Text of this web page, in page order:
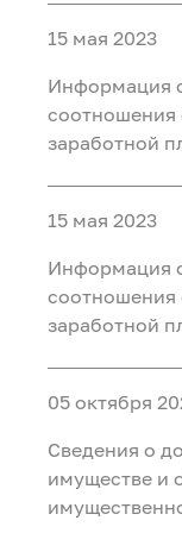
работников подведомственных
учреждений
15 мая 2023
Информация
соотношения
заработной
работников
учреждений
15 мая 2023
Информация
соотношения
заработной
унитарных
работников
бухгалтера)
05 октября
Сведения о
имуществе и